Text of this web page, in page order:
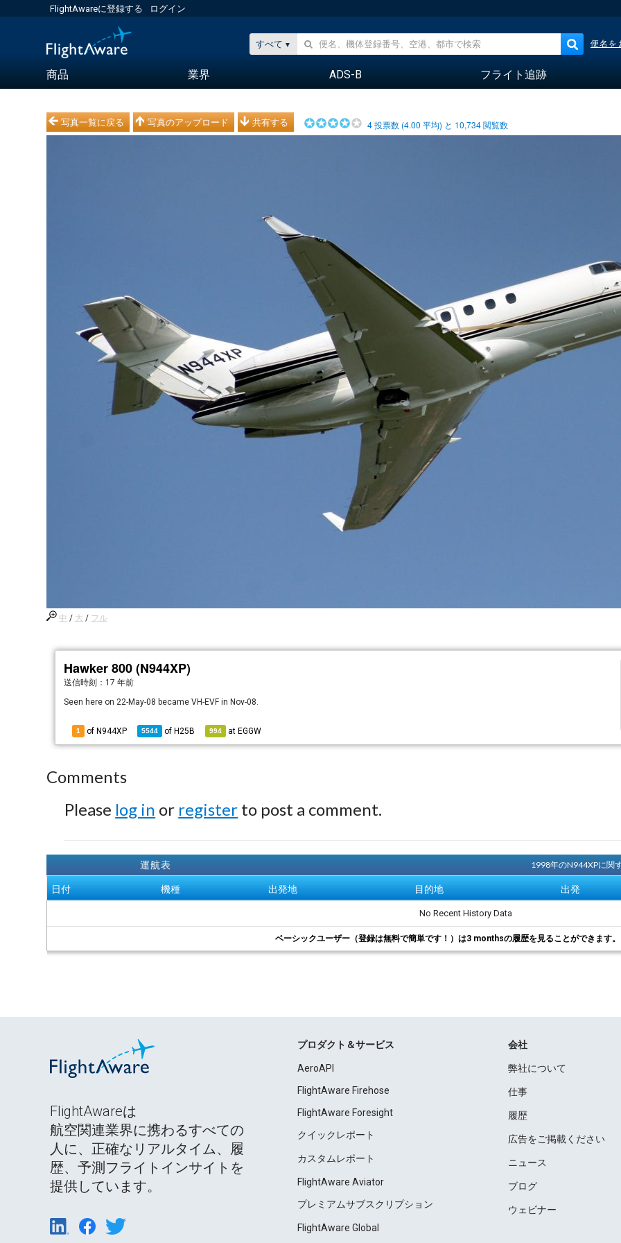
FlightAwareに登録する ログイン
すべて 便名を
商品 業界 ADS-B フライト追跡
写真一覧に戻る 写真のアップロード 共有する 4投票数 (4.00 平均) と 10,734閲覧数
中 / 大 / フル
Hawker 800 (N944XP)
送信時刻： 17 年前
Seen here on 22-May-08 became VH-EVF in Nov-08.
1 of N944XP 5544 of H25B 994 at EGGW
Comments
Please log in or register to post a comment.
運航表 1998年のN944XPに関
日付 機種 出発地 目的地 出発
No Recent History Data
ベーシックユーザー（登録は無料で簡単です！）は3 monthsの履歴を見ることができます
FlightAwareは
航空関連業界に携わるすべての
人に、正確なリアルタイム、履
歴、予測フライトインサイトを
提供しています。
プロダクト＆サービス
AeroAPI
FlightAware Firehose
FlightAware Foresight
クイックレポート
カスタムレポート
FlightAware Aviator
プレミアムサブスクリプション
FlightAware Global
会社
弊社について
仕事
履歴
広告をご掲載ください
ニュース
ブログ
ウェビナー